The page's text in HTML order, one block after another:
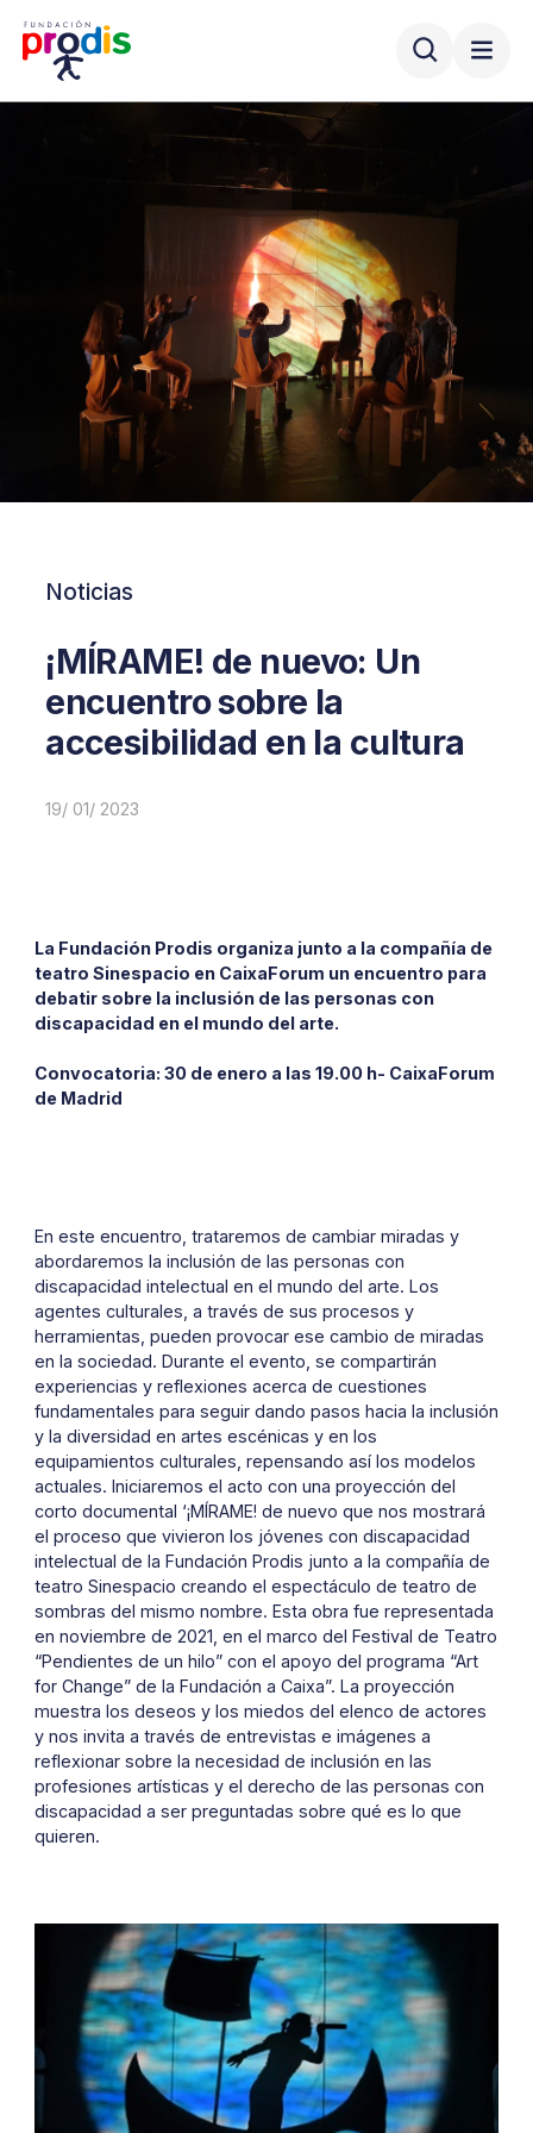
Noticias
¡MÍRAME! de nuevo: Un
encuentro sobre la
accesibilidad en la cultura
19/ 01/ 2023
La Fundación Prodis organiza junto a la compañía de
teatro Sinespacio en CaixaForum un encuentro para
debatir sobre la inclusión de las personas con
discapacidad en el mundo del arte.
Convocatoria: 30 de enero a las 19.00 h- CaixaForum
de Madrid
En este encuentro, trataremos de cambiar miradas y
abordaremos la inclusión de las personas con
discapacidad intelectual en el mundo del arte. Los
agentes culturales, a través de sus procesos y
herramientas, pueden provocar ese cambio de miradas
en la sociedad. Durante el evento, se compartirán
experiencias y reflexiones acerca de cuestiones
fundamentales para seguir dando pasos hacia la inclusión
y la diversidad en artes escénicas y en los
equipamientos culturales, repensando así los modelos
actuales. Iniciaremos el acto con una proyección del
corto documental ‘¡MÍRAME! de nuevo que nos mostrará
el proceso que vivieron los jóvenes con discapacidad
intelectual de la Fundación Prodis junto a la compañía de
teatro Sinespacio creando el espectáculo de teatro de
sombras del mismo nombre. Esta obra fue representada
en noviembre de 2021, en el marco del Festival de Teatro
“Pendientes de un hilo” con el apoyo del programa “Art
for Change” de la Fundación a Caixa”. La proyección
muestra los deseos y los miedos del elenco de actores
y nos invita a través de entrevistas e imágenes a
reflexionar sobre la necesidad de inclusión en las
profesiones artísticas y el derecho de las personas con
discapacidad a ser preguntadas sobre qué es lo que
quieren.